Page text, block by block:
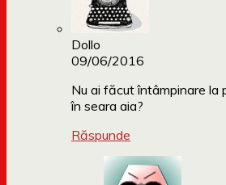
Dollo
09/06/2016
Nu ai făcut întâmpinare la
în seara aia?
Răspunde